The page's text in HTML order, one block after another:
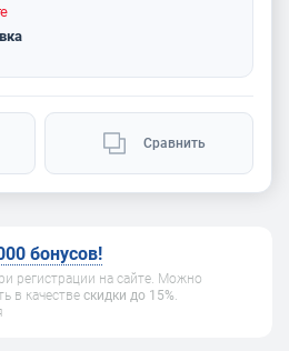
Сравнить
бонусов!
регистрации на сайте. Можно
в качестве скидки до 15%.